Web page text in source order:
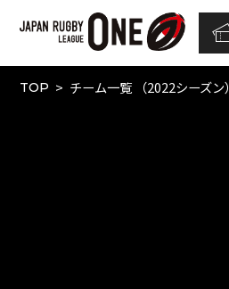
TOP チーム一覧 （2022シーズン）